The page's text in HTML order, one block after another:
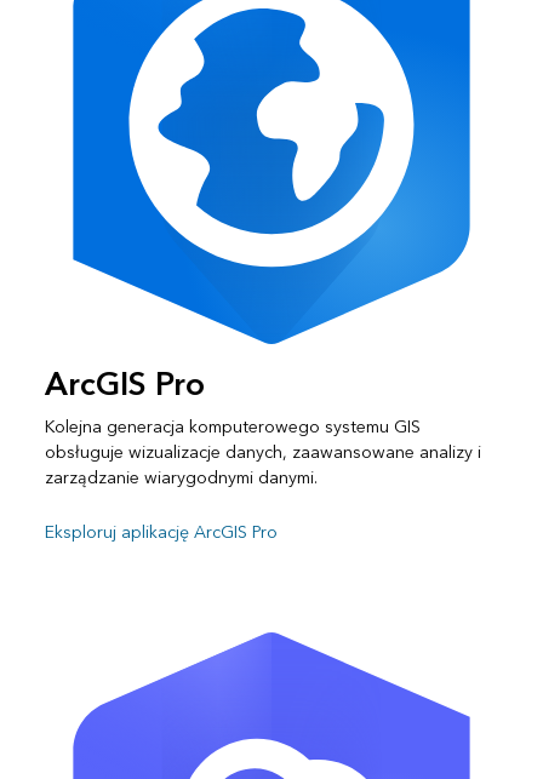
ArcGIS Pro
Kolejna generacja komputerowego systemu GIS
obsługuje wizualizacje danych, zaawansowane analizy i
zarządzanie wiarygodnymi danymi.
Eksploruj aplikację ArcGIS Pro